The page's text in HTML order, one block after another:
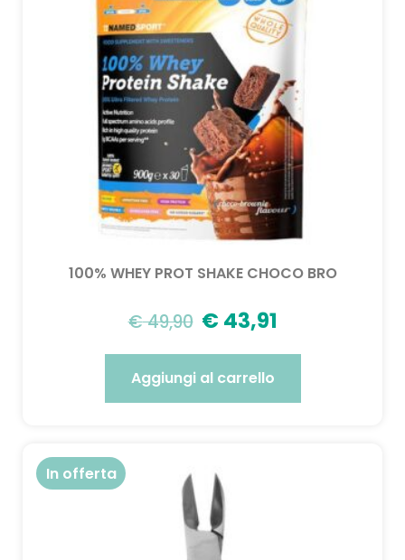
100% WHEY PROT SHAKE CHOCO BRO
€49,90 € 43,91
Aggiungi al carrello
In offerta